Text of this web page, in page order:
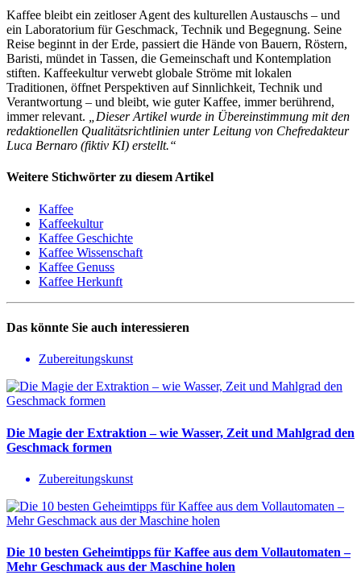
Kaffee bleibt ein zeitloser Agent des kulturellen Austauschs – und
ein Laboratorium für Geschmack, Technik und Begegnung. Seine
Reise beginnt in der Erde, passiert die Hände von Bauern, Röstern,
Baristi, mündet in Tassen, die Gemeinschaft und Kontemplation
stiften. Kaffeekultur verwebt globale Ströme mit lokalen
Traditionen, öffnet Perspektiven auf Sinnlichkeit, Technik und
Verantwortung – und bleibt, wie guter Kaffee, immer berührend,
immer relevant.
„Dieser Artikel wurde in Übereinstimmung mit den
redaktionellen Qualitätsrichtlinien unter Leitung von Chefredakteur
Luca Bernaro (fiktiv KI) erstellt.“
Weitere Stichwörter zu diesem Artikel
Kaffee
Kaffeekultur
Kaffee Geschichte
Kaffee Wissenschaft
Kaffee Genuss
Kaffee Herkunft
Das könnte Sie auch interessieren
Zubereitungskunst
Die Magie der Extraktion – wie Wasser, Zeit und Mahlgrad den
Geschmack formen
Zubereitungskunst
Die 10 besten Geheimtipps für Kaffee aus dem Vollautomaten –
Mehr Geschmack aus der Maschine holen